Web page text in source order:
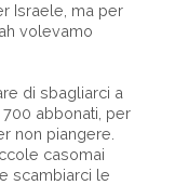
Israele, ma per
volevamo
di sbagliarci a
abbonati, per
non piangere.
casomai
scambiarci le